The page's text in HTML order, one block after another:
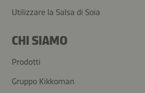
Utilizzare la Salsa di Soia
CHI SIAMO
Prodotti
Gruppo Kikkoman